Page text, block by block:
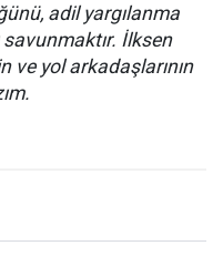
adil yargılanma
savunmaktır. İlksen
ve yol arkadaşlarının